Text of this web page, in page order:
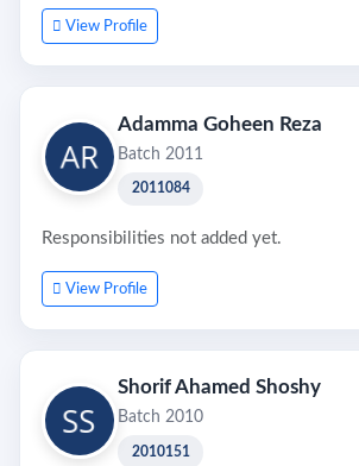
View Profile
Adamma Goheen Reza
Batch 2011
2011084
Responsibilities not added yet.
View Profile
Shorif Ahamed Shoshy
Batch 2010
2010151